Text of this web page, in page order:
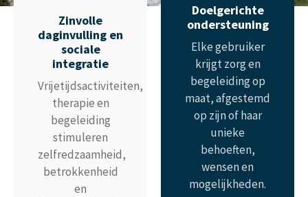
Zinvolle
daginvulling en
sociale
integratie
Vrijetijdsactiviteiten,
therapie en
begeleiding
stimuleren
zelfredzaamheid,
betrokkenheid
en
Doelgerichte
ondersteuning
Elke gebruiker
krijgt zorg en
begeleiding op
maat, afgestemd
op zijn of haar
unieke
behoeften,
wensen en
mogelijkheden.